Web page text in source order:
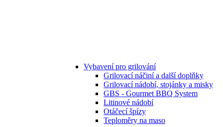
Vybavení pro grilování
Grilovací náčiní a další doplňky
Grilovací nádobí, stojánky a misky
GBS - Gourmet BBQ System
Litinové nádobí
Otáčecí špízy
Teploměry na maso